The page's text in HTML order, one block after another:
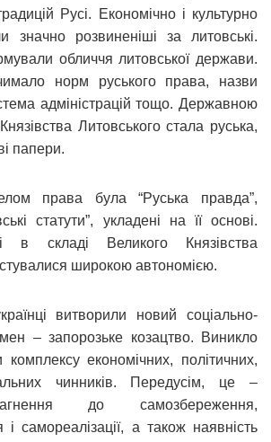
Русі. Економічно і культурно
значно розвиненіші за литовські.
обличчя литовської держави.
норм руського права, назви
адміністрацій тощо. Державною
Литовського стала руська,
папери.
права була “Руська правда”,
статути”, укладені на її основі.
в складі Великого Князівства
широкою автономією.
витворили новий соціально-
– запорозьке козацтво. Виникло
комплексу економічних, політичних,
чинників. Передусім, це –
до самозбереження,
самореалізації, а також наявність